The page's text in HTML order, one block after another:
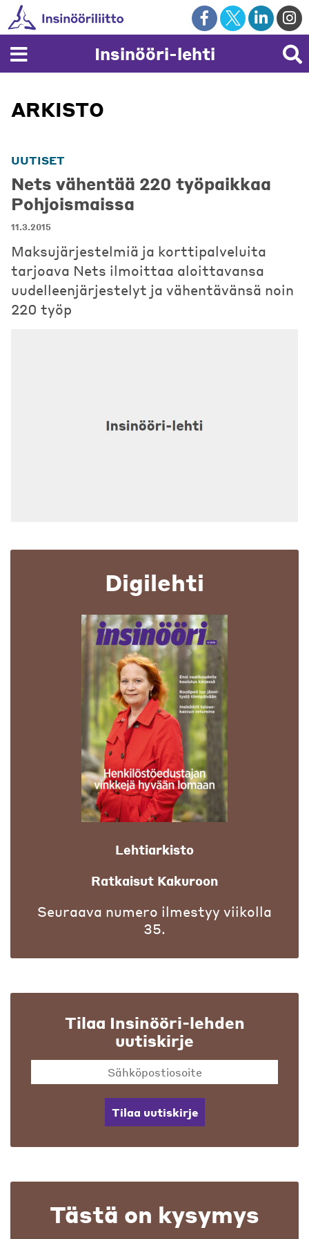
Skip
to
content
Insinööri-lehti
ARKISTO
UUTISET
Nets vähentää 220 työpaikkaa
Pohjoismaissa
11.3.2015
Maksujärjestelmiä ja korttipalveluita
tarjoava Nets ilmoittaa aloittavansa
uudelleenjärjestelyt ja vähentävänsä noin
220 työp
Digilehti
Lehtiarkisto
Ratkaisut Kakuroon
Seuraava numero ilmestyy viikolla
35.
Tilaa Insinööri-lehden
uutiskirje
Tilaa uutiskirje
Tästä on kysymys